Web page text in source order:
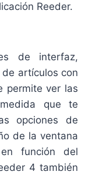
Reeder.
de interfaz,
artículos con
permite ver las
que te
opciones de
de la ventana
función del
4 también